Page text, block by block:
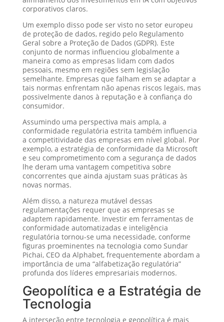
corporativos claros.
Um exemplo disso pode ser visto no setor europeu
de proteção de dados, regido pelo Regulamento
Geral sobre a Proteção de Dados (GDPR). Este
conjunto de normas influenciou globalmente a
maneira como as empresas lidam com dados
pessoais, mesmo em regiões sem legislação
semelhante. Empresas que falham em se adaptar a
tais normas enfrentam não apenas riscos legais, mas
possivelmente danos à reputação e à confiança do
consumidor.
Assumindo uma perspectiva mais ampla, a
conformidade regulatória estrita também influencia
a competitividade das empresas em nível global. Por
exemplo, a estratégia de conformidade da Microsoft
e seu comprometimento com a segurança de dados
lhe deram uma vantagem competitiva sobre
concorrentes que ainda ajustam suas práticas às
novas normas.
Além disso, a natureza mutável dessas
regulamentações requer que as empresas se
adaptem rapidamente. Investir em ferramentas de
conformidade automatizadas e inteligência
regulatória tornou-se uma necessidade, conforme
figuras proeminentes na tecnologia como Sundar
Pichai, CEO da Alphabet, frequentemente abordam a
importância de uma “alfabetização regulatória”
profunda dos líderes empresariais modernos.
Geopolítica e a Estratégia de
Tecnologia
A interseção entre tecnologia e geopolítica é mais